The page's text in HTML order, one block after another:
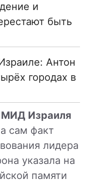
и
быть
Антон
городах в
МИД Израиля
сам факт
лидера
указала на
памяти